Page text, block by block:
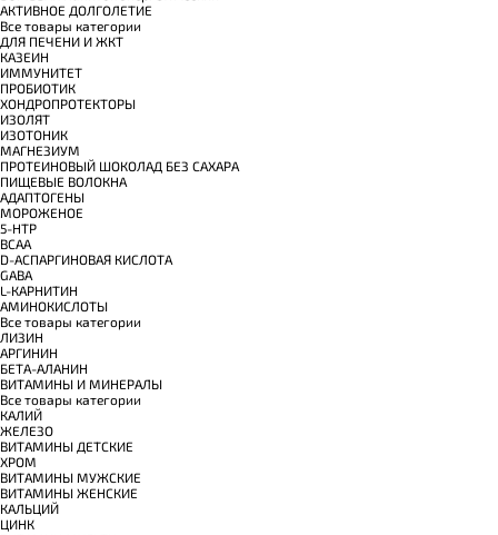
АКТИВНОЕ ДОЛГОЛЕТИЕ
Все товары категории
ДЛЯ ПЕЧЕНИ И ЖКТ
КАЗЕИН
ИММУНИТЕТ
ПРОБИОТИК
ХОНДРОПРОТЕКТОРЫ
ИЗОЛЯТ
ИЗОТОНИК
МАГНЕЗИУМ
ПРОТЕИНОВЫЙ ШОКОЛАД БЕЗ САХАРА
ПИЩЕВЫЕ ВОЛОКНА
АДАПТОГЕНЫ
МОРОЖЕНОЕ
5-HTP
BCAA
D-АСПАРГИНОВАЯ КИСЛОТА
GABA
L-КАРНИТИН
АМИНОКИСЛОТЫ
Все товары категории
ЛИЗИН
АРГИНИН
БЕТА-АЛАНИН
ВИТАМИНЫ И МИНЕРАЛЫ
Все товары категории
КАЛИЙ
ЖЕЛЕЗО
ВИТАМИНЫ ДЕТСКИЕ
ХРОМ
ВИТАМИНЫ МУЖСКИЕ
ВИТАМИНЫ ЖЕНСКИЕ
КАЛЬЦИЙ
ЦИНК